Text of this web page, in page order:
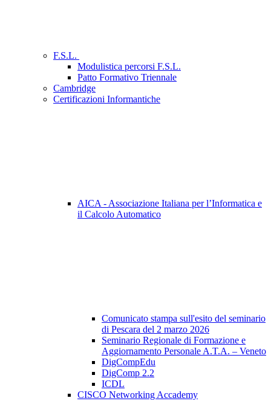
F.S.L.
Modulistica percorsi F.S.L.
Patto Formativo Triennale
Cambridge
Certificazioni Informantiche
AICA - Associazione Italiana per l’Informatica e
il Calcolo Automatico
Comunicato stampa sull'esito del seminario
di Pescara del 2 marzo 2026
Seminario Regionale di Formazione e
Aggiornamento Personale A.T.A. – Veneto
DigCompEdu
DigComp 2.2
ICDL
CISCO Networking Accademy